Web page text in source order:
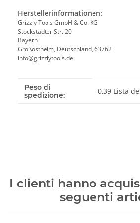
Herstellerinformationen:
Grizzly Tools GmbH & Co. KG
Stockstädter Str. 20
Bayern
Großostheim, Deutschland, 63762
info@grizzlytools.de
Caratteristica del prodotto
Valore
Peso di
spedizione:
0,39 Lista
I clienti hanno
seguenti